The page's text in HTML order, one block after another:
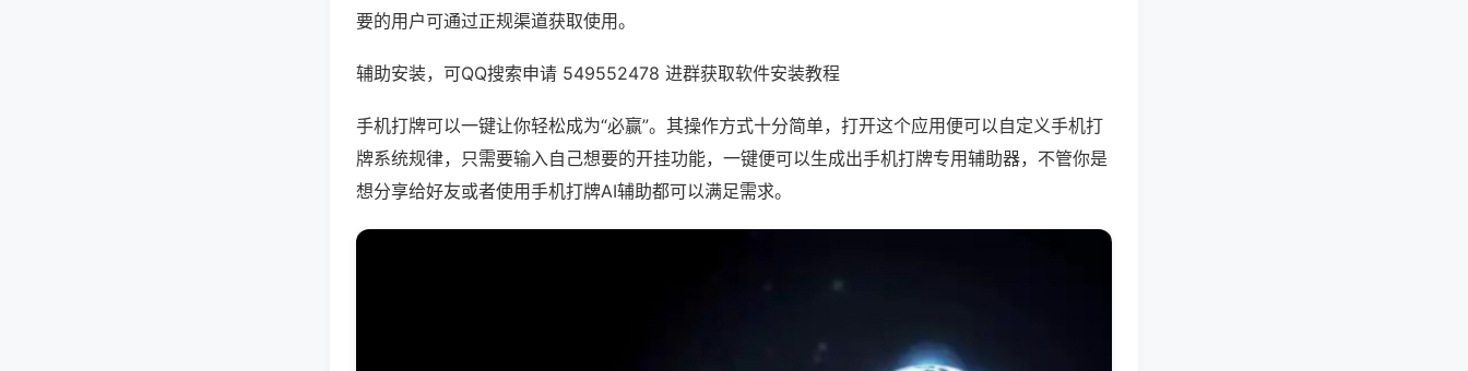
要的用户可通过正规渠道获取使用。
辅助安装，可QQ搜索申请 549552478 进群获取软件安装教程
手机打牌可以一键让你轻松成为“必赢”。其操作方式十分简单，打开这个应用便可以自定义手机打
牌系统规律，只需要输入自己想要的开挂功能，一键便可以生成出手机打牌专用辅助器，不管你是
想分享给好友或者使用手机打牌AI辅助都可以满足需求。